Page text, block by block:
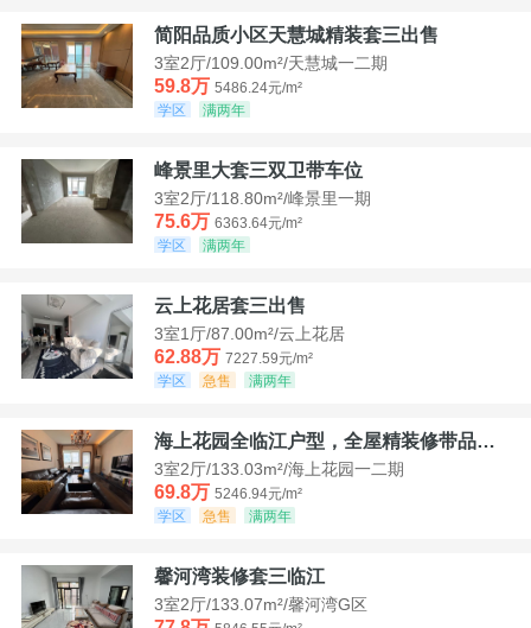
简阳品质小区天慧城精装套三出售
3室2厅/109.00m²/天慧城一二期
59.8万 5486.24元/m²
学区
满两年
峰景里大套三双卫带车位
3室2厅/118.80m²/峰景里一期
75.6万 6363.64元/m²
学区
满两年
云上花居套三出售
3室1厅/87.00m²/云上花居
62.88万 7227.59元/m²
学区
急售 满两年
海上花园全临江户型，全屋精装修带品牌家具家电，诚意出售！
3室2厅/133.03m²/海上花园一二期
69.8万 5246.94元/m²
学区
急售 满两年
馨河湾装修套三临江
3室2厅/133.07m²/馨河湾G区